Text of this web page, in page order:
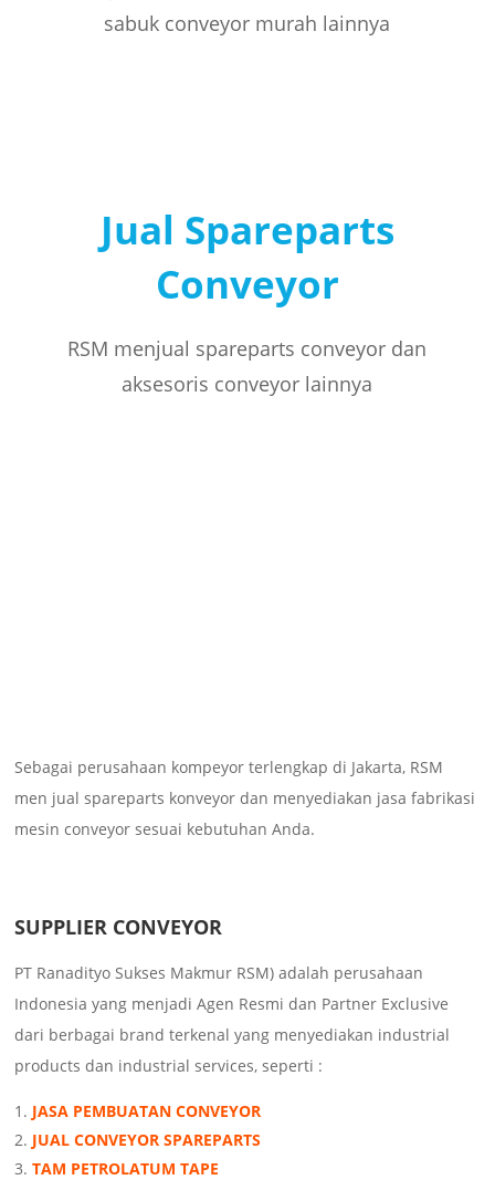
sabuk conveyor murah lainnya
Jual Spareparts
Conveyor
RSM menjual spareparts conveyor dan
aksesoris conveyor lainnya
Sebagai perusahaan kompeyor terlengkap di Jakarta, RSM
men jual spareparts konveyor dan menyediakan jasa fabrikasi
mesin conveyor sesuai kebutuhan Anda.
SUPPLIER CONVEYOR
PT Ranadityo Sukses Makmur RSM) adalah perusahaan
Indonesia yang menjadi Agen Resmi dan Partner Exclusive
dari berbagai brand terkenal yang menyediakan industrial
products dan industrial services, seperti :
JASA PEMBUATAN CONVEYOR
JUAL CONVEYOR SPAREPARTS
TAM PETROLATUM TAPE